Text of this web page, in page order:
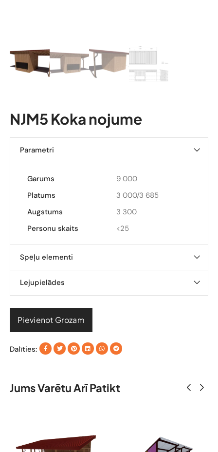
NJM5 Koka nojume
Parametri
Garums
9 000
Platums
3 000/3 685
Augstums
3 300
Personu skaits
<25
Spēļu elementi
Lejupielādes
Pievienot Grozam
Dalīties:
Jums Varētu Arī Patikt